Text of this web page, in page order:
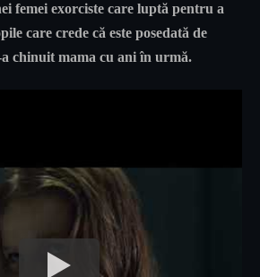
femei exorciste care luptă pentru a
care crede că este posedată de
a chinuit mama cu ani în urmă.